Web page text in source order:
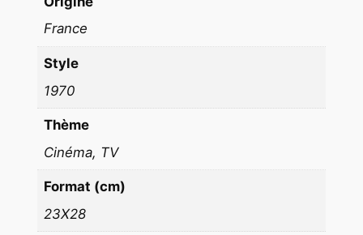
France
Style
1970
Thème
Cinéma, TV
Format (cm)
23X28